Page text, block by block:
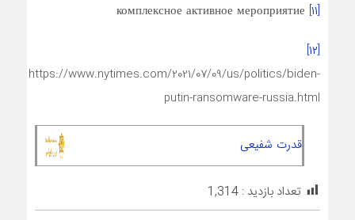
[۱۱]
[۱۲]
https://www.nytimes.com/2021/07/09/us/politics/biden-
putin-ransomware-russia.html
قدرت شفیعی
تعداد بازدید : 1,314